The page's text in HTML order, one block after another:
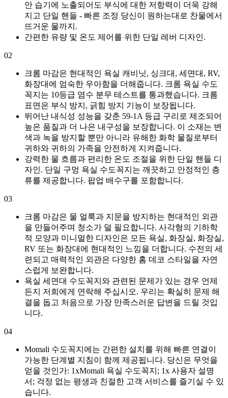
안 습기에 노출되어도 부식에 대한 저항력이 더욱 강해
지고 단일 핸들 - 빠른 조정 당신이 원하는대로 찬물에서
뜨거운 물까지.
간편한 유량 및 온도 제어를 위한 단일 레버 디자인.
02
크롬 마감은 현대적인 욕실 캐비닛, 싱크대, 세면대, RV,
화장대에 엄숙한 우아함을 더해줍니다. 크롬 욕실 수도
꼭지는 10등급 염수 분무 테스트를 통과했습니다. 크롬
표면은 부식 방지, 긁힘 방지 기능이 보장됩니다.
뛰어난 내식성 성능을 갖춘 59-1A 등급 구리로 제조되어
높은 품질과 더 나은 내구성을 보장합니다. 이 소재는 변
색과 녹을 방지할 뿐만 아니라 유해한 화학 물질로부터
귀하와 귀하의 가족을 안전하게 지켜줍니다.
강력한 물 흐름과 편리한 온도 조절을 위한 단일 핸들 디
자인. 단일 구멍 욕실 수도꼭지는 깨끗하고 안정적인 층
류를 제공합니다. 팝업 배수구를 포함합니다.
03
크롬 마감은 물 얼룩과 지문을 방지하는 현대적인 외관
을 만들어주며 청소가 덜 필요합니다. 사각형의 기하학
적 모양과 미니멀한 디자인은 모든 욕실, 화장실, 화장실,
RV 또는 화장대에 현대적인 느낌을 더합니다. 수전의 세
련되고 매력적인 외관은 다양한 홈 데코 스타일을 자연
스럽게 보완합니다.
욕실 세면대 수도꼭지와 관련된 문제가 있는 경우 언제
든지 저희에게 연락해 주십시오. 우리는 확실히 문제 해
결을 돕고 처음으로 가장 만족스러운 답변을 드릴 것입
니다.
04
Momali 수도꼭지에는 간편한 설치를 위해 빠른 연결이
가능한 단계별 지침이 함께 제공됩니다. 당신은 무엇을
얻을 것인가: 1xMomali 욕실 수도꼭지; 1x 사용자 설명
서; 걱정 없는 평생과 친절한 고객 서비스를 즐기실 수 있
습니다.